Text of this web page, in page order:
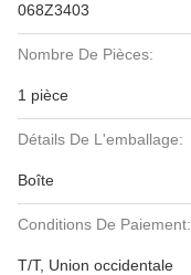
068Z3403
Nombre De Pièces:
1 pièce
Détails De L'emballage:
Boîte
Conditions De Paiement:
T/T, Union occidentale